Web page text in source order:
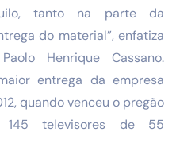
tanto na parte da
do material”, enfatiza
Henrique Cassano.
entrega da empresa
quando venceu o pregão
145 televisores de 55